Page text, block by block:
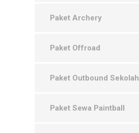
Paket Archery
Paket Offroad
Paket Outbound Sekolah
Paket Sewa Paintball